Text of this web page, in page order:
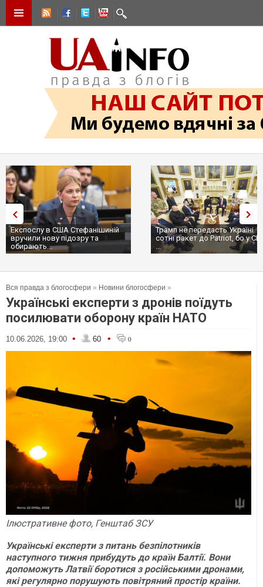
Експослу в США Стефанішиній
вручили нову підозру та
обирають...
Трамп не передасть Україні
сотні ракет до Patriot, бо у
...
Вся правда з блогосфери » Новини блогосфери »
Українські експерти з дронів поїдуть
посилювати оборону країн НАТО
10.06.2026, 19:00 • 60 • 0
Ілюстративне фото, Генштаб ЗСУ
Українські експерти з питань безпілотників
наступного тижня прибудуть до країн Балтії. Вони
допоможуть Латвії боротися з російськими дронами,
які регулярно порушують повітряний простір країни.